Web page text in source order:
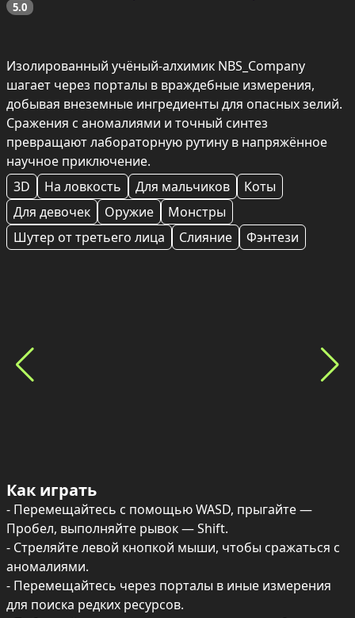
5.0
Изолированный учёный‑алхимик NBS_Company
шагает через порталы в враждебные измерения,
добывая внеземные ингредиенты для опасных зелий.
Сражения с аномалиями и точный синтез
превращают лабораторную рутину в напряжённое
научное приключение.
3D
На ловкость Для мальчиков
Коты
Для девочек
Оружие
Монстры
Шутер от третьего лица
Слияние Фэнтези
Как играть
- Перемещайтесь с помощью WASD, прыгайте —
Пробел, выполняйте рывок — Shift.
- Стреляйте левой кнопкой мыши, чтобы сражаться с
аномалиями.
- Перемещайтесь через порталы в иные измерения
для поиска редких ресурсов.